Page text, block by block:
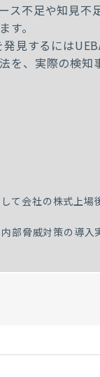
ス不足や知見不
。
見するには
を、実際の検知
て会社の株式上場
部脅威対策の導入